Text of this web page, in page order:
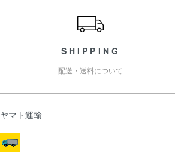
SHIPPING
配送・送料について
ヤマト運輸